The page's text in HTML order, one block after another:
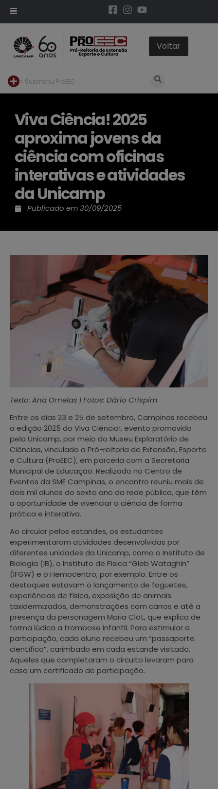
< Submenu ProEEC
Viva Ciência! 2025
aproxima jovens da
ciência com oficinas
interativas e atividades
da Unicamp
Publicado em30/09/2025
Texto: Ana Ornelas | Fotos: Dário Crispim
Entre os dias 23 e 25 de setembro, Campinas recebeu
a edição 2025 do Viva Ciência!, evento promovido
pela Unicamp, por meio do Museu Exploratório de
Ciências, vinculado a Pró-reitoria de Extensão, Esporte
e Cultura (ProEEC), em parceria com a Secretaria
Municipal de Educação. Realizado no Centro de
Eventos da SME Campinas, o encontro reuniu mais de
dois mil alunos do sexto ano da rede pública, que têm
a oportunidade de vivenciar a ciência de forma
prática e interativa.
Ao circular pelos estandes, os estudantes
experimentaram atividades desenvolvidas por
diferentes unidades da Unicamp, como o Instituto de
Biologia (IB), o Instituto de Física “Gleb Wataghin”
(IFGW) e o Hemocentro, por exemplo. Entre os
destaques estavam o lançamento de foguetes,
experiências de física, exposição de animais
taxidermizados, demonstrações com carros e até a
presença da personagem Maria Clot, que explica de
forma lúdica a trombose infantil. Para estimular a
participação, cada aluno recebeu um “passaporte
científico”, carimbado em cada estande visitado.
Aqueles que completaram o circuito levaram para
casa um certificado de participação.